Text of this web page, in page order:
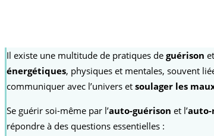
Il existe une multitude de pratiques de guérison
énergétiques, physiques et mentales, souvent
communiquer avec l’univers et soulager les
Se guérir soi-même par l’auto-guérison et l’auto-
répondre à des questions essentielles :